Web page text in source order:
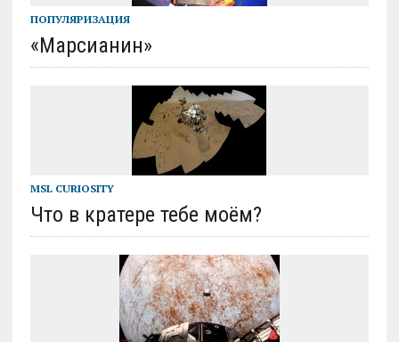
ПОПУЛЯРИЗАЦИЯ
«Марсианин»
MSL CURIOSITY
Что в кратере тебе моём?